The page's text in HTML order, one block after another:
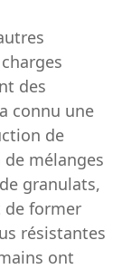
des
connu une
de
mélanges
granulats,
de former
résistantes
ont